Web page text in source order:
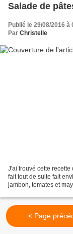
Salade de
Publié le 29/08/2016 à
Par Christelle
J'ai trouvé cette
fait tout de suite fait
jambon, tomates et
< Page